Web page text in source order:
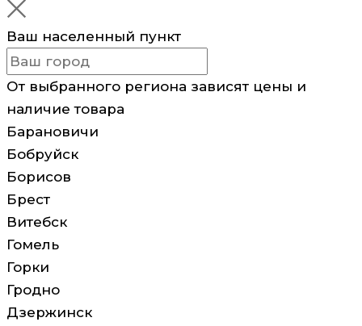
Ваш населенный пункт
От выбранного региона зависят цены и
наличие товара
Барановичи
Бобруйск
Борисов
Брест
Витебск
Гомель
Горки
Гродно
Дзержинск